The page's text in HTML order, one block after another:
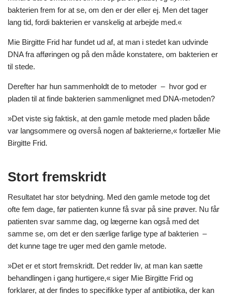
bakterien frem for at se, om den er der eller ej. Men det tager
lang tid, fordi bakterien er vanskelig at arbejde med.«
Mie Birgitte Frid har fundet ud af, at man i stedet kan udvinde
DNA fra afføringen og på den måde konstatere, om bakterien er
til stede.
Derefter har hun sammenholdt de to metoder – hvor god er
pladen til at finde bakterien sammenlignet med DNA-metoden?
»Det viste sig faktisk, at den gamle metode med pladen både
var langsommere og overså nogen af bakterierne,« fortæller Mie
Birgitte Frid.
Stort fremskridt
Resultatet har stor betydning. Med den gamle metode tog det
ofte fem dage, før patienten kunne få svar på sine prøver. Nu får
patienten svar samme dag, og lægerne kan også med det
samme se, om det er den særlige farlige type af bakterien –
det kunne tage tre uger med den gamle metode.
»Det er et stort fremskridt. Det redder liv, at man kan sætte
behandlingen i gang hurtigere,« siger Mie Birgitte Frid og
forklarer, at der findes to specifikke typer af antibiotika, der kan